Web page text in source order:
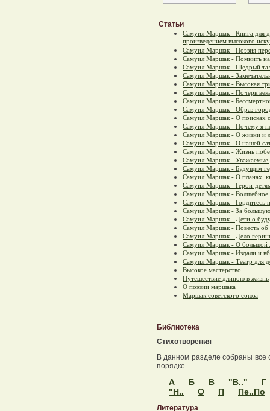
Статьи
Самуил Маршак - Книга для
произведением высокого
Самуил Маршак - Поэзия
Самуил Маршак - Помнить
Самуил Маршак - Щедрый
Самуил Маршак -
Самуил Маршак - Высокая
Самуил Маршак - Почерк
Самуил Маршак -
Самуил Маршак - Образ
Самуил Маршак - О поисках
Самуил Маршак - Почему я
Самуил Маршак - О жизни и
Самуил Маршак - О нашей
Самуил Маршак - Жизнь
Самуил Маршак - Уважаемые
Самуил Маршак - Будущим
Самуил Маршак - О планах,
Самуил Маршак - Герои-
Самуил Маршак - Волшебное
Самуил Маршак - Гордитесь
Самуил Маршак - За большую
Самуил Маршак - Дети о
Самуил Маршак - Повесть об
Самуил Маршак - Дело
Самуил Маршак - О большой
Самуил Маршак - Издали и
Самуил Маршак - Театр для
Высокое мастерство
Путешествие длиною в жизнь
О поэзии маршака
Маршак советского союза
Библиотека
Стихотворения
В данном разделе собраны все
порядке.
А Б В "В.."
Г
"Н..
О П Пе..По
Литература